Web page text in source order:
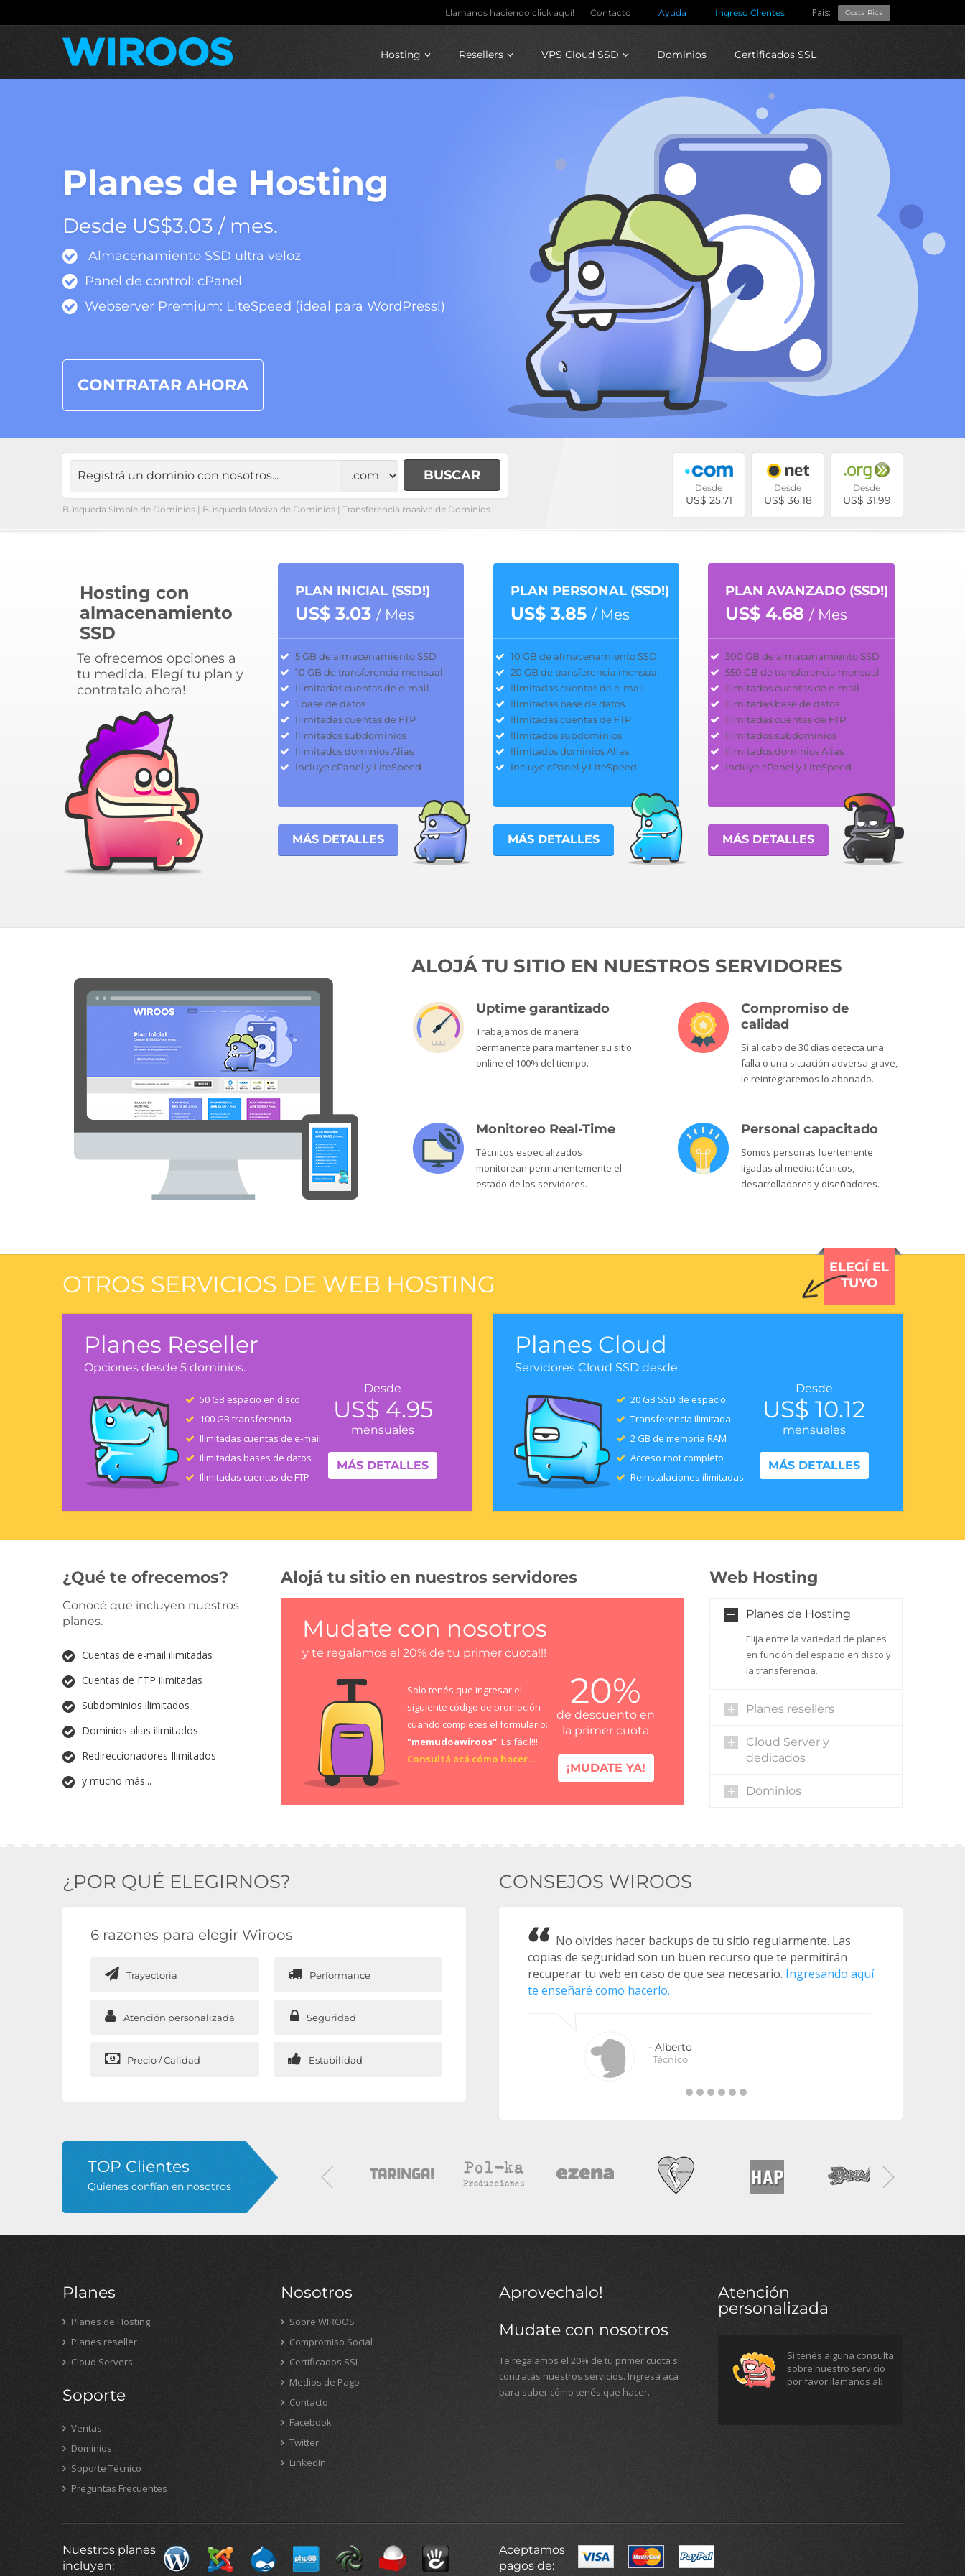
Llamanos haciendo click aquí! Contacto Ayuda Ingreso Clientes País: Costa Rica
Hosting Resellers VPS Cloud SSD Dominios Certificados SSL
Planes de Hosting
Desde US$3.03 / mes.
Almacenamiento SSD ultra veloz
Panel de control: cPanel
Webserver Premium: LiteSpeed (ideal para WordPress!)
CONTRATAR AHORA
Búsqueda Simple de Dominios | Búsqueda Masiva de Dominios | Transferencia masiva de Dominios
Desde
US$ 25.71
Desde
US$ 36.18
Desde
US$ 31.99
Hosting con
almacenamiento
SSD
Te ofrecemos opciones a
tu medida. Elegí tu plan y
contratalo ahora!
PLAN INICIAL (SSD!)
US$ 3.03 / Mes
5 GB de almacenamiento SSD
10 GB de transferencia mensual
Ilimitadas cuentas de e-mail
1 base de datos
Ilimitadas cuentas de FTP
Ilimitados subdominios
Ilimitados dominios Alias
Incluye cPanel y LiteSpeed
MÁS DETALLES
PLAN PERSONAL (SSD!)
US$ 3.85 / Mes
10 GB de almacenamiento SSD
20 GB de transferencia mensual
Ilimitadas cuentas de e-mail
Ilimitadas base de datos
Ilimitadas cuentas de FTP
Ilimitados subdominios
Ilimitados dominios Alias
Incluye cPanel y LiteSpeed
MÁS DETALLES
PLAN AVANZADO (SSD!)
US$ 4.68/ Mes
300 GB de almacenamiento SSD
550 GB de transferencia mensual
Ilimitadas cuentas de e-mail
Ilimitadas base de datos
Ilimitadas cuentas de FTP
Ilimitados subdominios
Ilimitados dominios Alias
Incluye cPanel y LiteSpeed
MÁS DETALLES
ALOJÁ TU SITIO EN NUESTROS SERVIDORES
Uptime garantizado
Trabajamos de manera
permanente para mantener su sitio
online el 100% del tiempo.
Compromiso de
calidad
Si al cabo de 30 días detecta una
falla o una situación adversa grave,
le reintegraremos lo abonado.
Monitoreo Real-Time
Técnicos especializados
monitorean permanentemente el
estado de los servidores.
Personal capacitado
Somos personas fuertemente
ligadas al medio: técnicos,
desarrolladores y diseñadores.
OTROS SERVICIOS DE WEB HOSTING
ELEGÍ EL
TUYO
Planes Reseller
Opciones desde 5 dominios.
50 GB espacio en disco
100 GB transferencia
Ilimitadas cuentas de e-mail
Ilimitadas bases de datos
Ilimitadas cuentas de FTP
Desde
US$ 4.95
mensuales
MÁS DETALLES
Planes Cloud
Servidores Cloud SSD desde:
20 GB SSD de espacio
Transferencia ilimitada
2 GB de memoria RAM
Acceso root completo
Reinstalaciones ilimitadas
Desde
US$ 10.12
mensuales
MÁS DETALLES
¿Qué te ofrecemos?
Conocé que incluyen nuestros
planes.
Cuentas de e-mail ilimitadas
Cuentas de FTP ilimitadas
Subdominios ilimitados
Dominios alias ilimitados
Redireccionadores Ilimitados
y mucho más...
Alojá tu sitio en nuestros servidores
Mudate con nosotros
y te regalamos el 20% de tu primer cuota!!!
Solo tenés que ingresar el
siguiente código de promoción
cuando completes el formulario:
"memudoawiroos". Es fácil!!!
Consultá acá cómo hacer...
20%
de descuento en
la primer cuota
¡MUDATE YA!
Web Hosting
Planes de Hosting
Elija entre la variedad de planes
en función del espacio en disco y
la transferencia.
Planes resellers
Cloud Server y
dedicados
Dominios
¿POR QUÉ ELEGIRNOS?
6 razones para elegir Wiroos
Trayectoria
Atención personalizada
Precio / Calidad
Performance
Seguridad
Estabilidad
CONSEJOS WIROOS
No olvides hacer backups de tu sitio regularmente. Las
copias de seguridad son un buen recurso que te permitirán
recuperar tu web en caso de que sea necesario. Ingresando aquí
te enseñaré como hacerlo.
- Alberto
Técnico
TOP Clientes
Quienes confían en nosotros
Planes
Planes de Hosting
Planes reseller
Cloud Servers
Soporte
Ventas
Dominios
Soporte Técnico
Preguntas Frecuentes
Nosotros
Sobre WIROOS
Compromiso Social
Certificados SSL
Medios de Pago
Contacto
Facebook
Twitter
LinkedIn
Aprovechalo!
Mudate con nosotros
Te regalamos el 20% de tu primer cuota si
contratás nuestros servicios. Ingresá acá
para saber cómo tenés que hacer.
Atención
personalizada
Si tenés alguna consulta
sobre nuestro servicio
por favor llamanos al:
Nuestros planes
incluyen:
Aceptamos
pagos de: